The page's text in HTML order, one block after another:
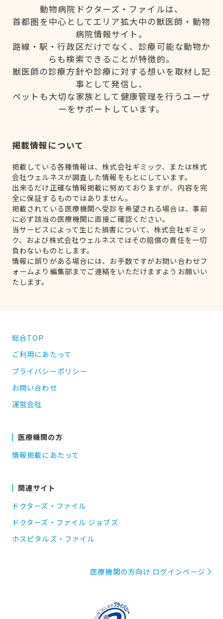
動物病院ドクターズ・ファイルは、
首都圏を中心としてエリア拡大中の獣医師・動物
病院情報サイト。
路線・駅・行政区だけでなく、診療可能な動物か
らも検索できることが特徴的。
獣医師の診療方針や診療に対する想いを取材し記
事として発信し、
ペットも大切な家族として健康管理を行うユーザ
ーをサポートしています。
掲載情報について
掲載している各種情報は、株式会社ギミック、または株式
会社ウェルネスが調査した情報をもとにしています。
出来るだけ正確な情報掲載に努めておりますが、内容を完
全に保証するものではありません。
掲載されている医療機関へ受診を希望される場合は、事前
に必ず該当の医療機関に直接ご確認ください。
当サービスによって生じた損害について、株式会社ギミッ
ク、および株式会社ウェルネスではその賠償の責任を一切
負わないものとします。
情報に誤りがある場合には、お手数ですがお問い合わせフ
ォームより編集部までご連絡をいただけますようお願いい
たします。
総合TOP
ご利用にあたって
プライバシーポリシー
お問い合わせ
運営会社
医療機関の方
情報掲載にあたって
関連サイト
ドクターズ・ファイル
ドクターズ・ファイル ジョブズ
ホスピタルズ・ファイル
医療機関の方向け ログインページ